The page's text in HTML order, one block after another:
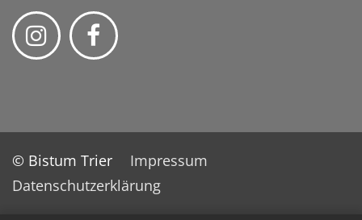
© Bistum Trier
Impressum
Datenschutzerklärung